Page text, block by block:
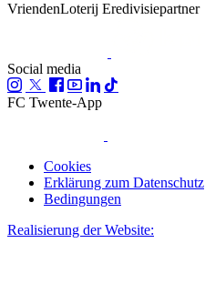
VriendenLoterij Eredivisiepartner
Social media
FC Twente-App
Cookies
Erklärung zum Datenschutz
Bedingungen
Realisierung der Website: